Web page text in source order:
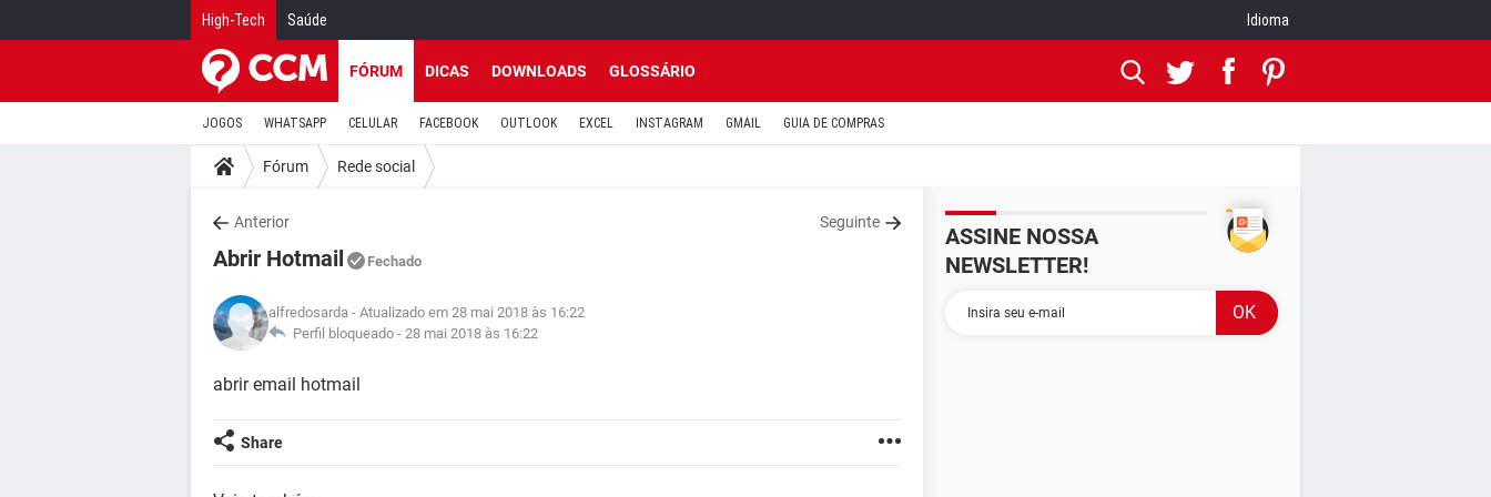
High-Tech Saúde Idioma
FÓRUM DICAS DOWNLOADS GLOSSÁRIO
JOGOS WHATSAPP CELULAR FACEBOOK OUTLOOK EXCEL INSTAGRAM GMAIL GUIA DE COMPRAS
Fórum Rede social
Anterior Seguinte
Abrir Hotmail Fechado
alfredosarda - Atualizado em 28 mai 2018 às 16:22
Perfil bloqueado - 28 mai 2018 às 16:22
abrir email hotmail
Share
ASSINE NOSSA
NEWSLETTER!